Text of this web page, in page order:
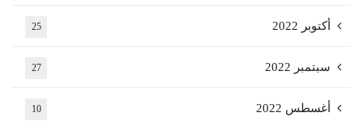
أكتوبر 2022 25
سبتمبر 2022 27
أغسطس 2022 10